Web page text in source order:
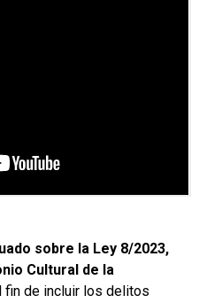
sobre la Ley 8/2023,
Cultural de la
fin de incluir los delitos